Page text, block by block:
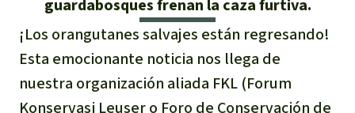
Widget Salva la Selva
Agenda
Selva tropical
Derechos de la Naturaleza
Bioenergía
FAQ
Transparencia
English
Français
Italiano
Defensoras y defensores de la
selva
África
Latinoamérica
guardabosques frenan la caza furtiva.
¡Los orangutanes salvajes están regresando!
Esta emocionante noticia nos llega de
nuestra organización aliada FKL (Forum
Konservasi Leuser o Foro de Conservación de